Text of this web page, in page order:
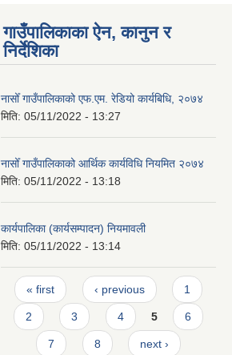
गाउँपालिकाका ऐन, कानुन र
निर्देशिका
नासोँ गाउँपालिकाको एफ.एम. रेडियो कार्यबिधि, २०७४
मिति: 05/11/2022 - 13:27
नासोँ गाउँपालिकाको आर्थिक कार्यविधि नियमित २०७४
मिति: 05/11/2022 - 13:18
कार्यपालिका (कार्यसम्पादन) नियमावली
मिति: 05/11/2022 - 13:14
Pages
« first ‹ previous 1
2 3 4 5 6
7 8 next ›